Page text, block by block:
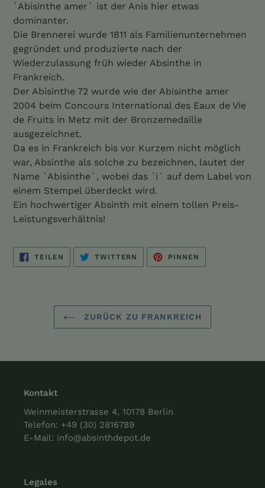
`Abisinthe amer´ ist der Anis hier etwas
dominanter.
Die Brennerei wurde 1811 als Familienunternehmen
gegründet und produzierte nach der
Wiederzulassung früh wieder Absinthe in
Frankreich.
Der Abisinthe 72 wurde wie der Abisinthe amer
2004 beim Concours International des Eaux de Vie
de Fruits in Metz mit der Bronzemedaille
ausgezeichnet.
Da es in Frankreich bis vor Kurzem nicht möglich
war, Absinthe als solche zu bezeichnen, lautet der
Name `Abisinthe´, wobei das `i´ auf dem Label von
einem Stempel überdeckt wird.
Ein hochwertiger Absinth mit einem tollen Preis-
Leistungsverhältnis!
TEILEN
FACEBOOK
TEILEN
TWITTERN
TWITTER
TWITTERN
PINNEN
PINNEN
ZURÜCK ZU FRANKREICH
Kontakt
Weinmeisterstrasse 4, 10178 Berlin
Telefon: +49 (30) 2816789
E-Mail: info@absinthdepot.de
Legales